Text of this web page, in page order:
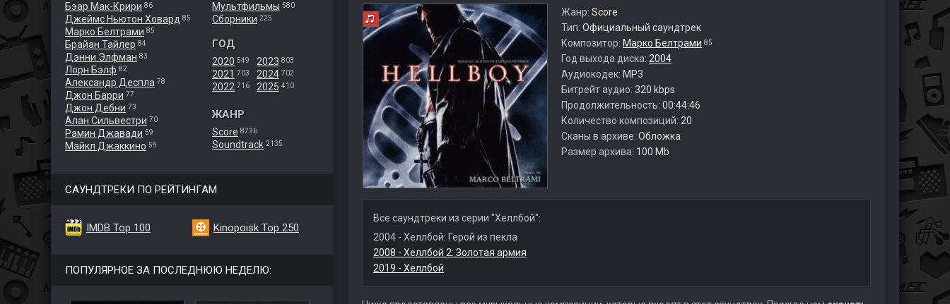
Бэар Мак-Крири 86
Джеймс Ньютон Ховард 85
Марко Белтрами 85
Брайан Тайлер 84
Дэнни Элфман 83
Лорн Бэлф 82
Александр Деспла 78
Джон Барри 77
Джон Дебни 73
Алан Сильвестри 70
Рамин Джавади 59
Майкл Джаккино 59
Мультфильмы 580
Сборники 225
ГОД
2020 549
2021 703
2022 716
2023 803
2024 702
2025 410
ЖАНР
Score 8736
Soundtrack 2135
САУНДТРЕКИ ПО РЕЙТИНГАМ
IMDB Top 100 Kinopoisk Top 250
ПОПУЛЯРНОЕ ЗА ПОСЛЕДНЮЮ НЕДЕЛЮ:
Жанр: Score
Тип: Официальный саундтрек
Композитор: Марко Белтрами 85
Год выхода диска: 2004
Аудиокодек: MP3
Битрейт аудио: 320 kbps
Продолжительность: 00:44:46
Количество композиций: 20
Сканы в архиве: Обложка
Размер архива: 100 Mb
Все саундтреки из серии "Хеллбой":
2004 - Хеллбой: Герой из пекла
2008 - Хеллбой 2: Золотая армия
2019 - Хеллбой